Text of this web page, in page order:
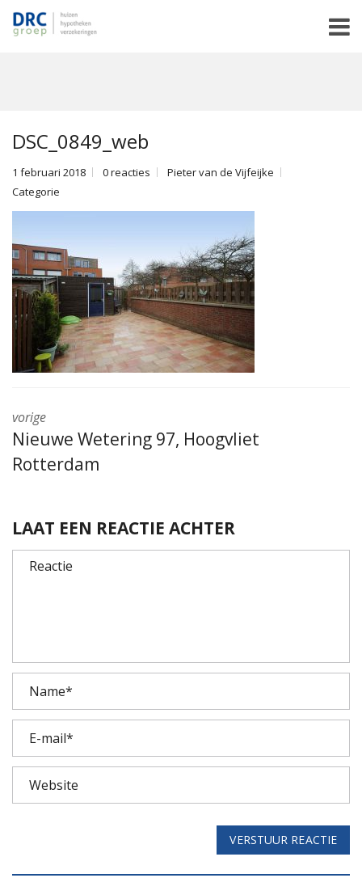
DSC_0849_web
1 februari 2018 0 reacties
Pieter van de Vijfeijke
Categorie
vorige
Nieuwe Wetering 97, Hoogvliet
Rotterdam
LAAT EEN REACTIE ACHTER
VERSTUUR REACTIE